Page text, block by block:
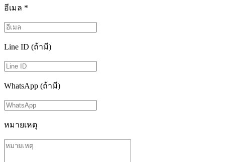
อีเมล *
Line ID (ถ้ามี)
WhatsApp (ถ้ามี)
หมายเหตุ